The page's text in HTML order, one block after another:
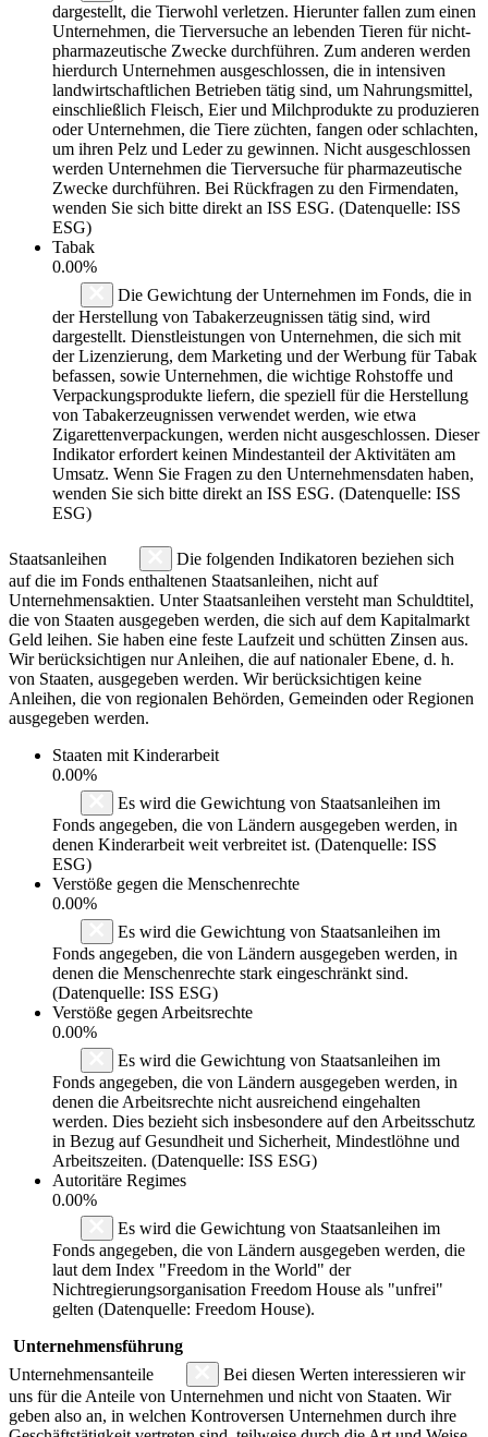
dargestellt, die Tierwohl verletzen. Hierunter fallen zum einen
Unternehmen, die Tierversuche an lebenden Tieren für nicht-
pharmazeutische Zwecke durchführen. Zum anderen werden
hierdurch Unternehmen ausgeschlossen, die in intensiven
landwirtschaftlichen Betrieben tätig sind, um Nahrungsmittel,
einschließlich Fleisch, Eier und Milchprodukte zu produzieren
oder Unternehmen, die Tiere züchten, fangen oder schlachten,
um ihren Pelz und Leder zu gewinnen. Nicht ausgeschlossen
werden Unternehmen die Tierversuche für pharmazeutische
Zwecke durchführen. Bei Rückfragen zu den Firmendaten,
wenden Sie sich bitte direkt an ISS ESG. (Datenquelle: ISS
ESG)
Tabak
0.00%
Die Gewichtung der Unternehmen im Fonds, die in
der Herstellung von Tabakerzeugnissen tätig sind, wird
dargestellt. Dienstleistungen von Unternehmen, die sich mit
der Lizenzierung, dem Marketing und der Werbung für Tabak
befassen, sowie Unternehmen, die wichtige Rohstoffe und
Verpackungsprodukte liefern, die speziell für die Herstellung
von Tabakerzeugnissen verwendet werden, wie etwa
Zigarettenverpackungen, werden nicht ausgeschlossen. Dieser
Indikator erfordert keinen Mindestanteil der Aktivitäten am
Umsatz. Wenn Sie Fragen zu den Unternehmensdaten haben,
wenden Sie sich bitte direkt an ISS ESG. (Datenquelle: ISS
ESG)
Staatsanleihen
Die folgenden Indikatoren beziehen sich
auf die im Fonds enthaltenen Staatsanleihen, nicht auf
Unternehmensaktien. Unter Staatsanleihen versteht man Schuldtitel,
die von Staaten ausgegeben werden, die sich auf dem Kapitalmarkt
Geld leihen. Sie haben eine feste Laufzeit und schütten Zinsen aus.
Wir berücksichtigen nur Anleihen, die auf nationaler Ebene, d. h.
von Staaten, ausgegeben werden. Wir berücksichtigen keine
Anleihen, die von regionalen Behörden, Gemeinden oder Regionen
ausgegeben werden.
Staaten mit Kinderarbeit
0.00%
Es wird die Gewichtung von Staatsanleihen im
Fonds angegeben, die von Ländern ausgegeben werden, in
denen Kinderarbeit weit verbreitet ist. (Datenquelle: ISS
ESG)
Verstöße gegen die Menschenrechte
0.00%
Es wird die Gewichtung von Staatsanleihen im
Fonds angegeben, die von Ländern ausgegeben werden, in
denen die Menschenrechte stark eingeschränkt sind.
(Datenquelle: ISS ESG)
Verstöße gegen Arbeitsrechte
0.00%
Es wird die Gewichtung von Staatsanleihen im
Fonds angegeben, die von Ländern ausgegeben werden, in
denen die Arbeitsrechte nicht ausreichend eingehalten
werden. Dies bezieht sich insbesondere auf den Arbeitsschutz
in Bezug auf Gesundheit und Sicherheit, Mindestlöhne und
Arbeitszeiten. (Datenquelle: ISS ESG)
Autoritäre Regimes
0.00%
Es wird die Gewichtung von Staatsanleihen im
Fonds angegeben, die von Ländern ausgegeben werden, die
laut dem Index "Freedom in the World" der
Nichtregierungsorganisation Freedom House als "unfrei"
gelten (Datenquelle: Freedom House).
Unternehmensführung
Unternehmensanteile
Bei diesen Werten interessieren wir
uns für die Anteile von Unternehmen und nicht von Staaten. Wir
geben also an, in welchen Kontroversen Unternehmen durch ihre